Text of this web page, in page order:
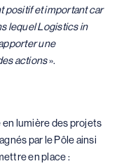
positif et important car
lequel Logistics in
une
actions».
en lumière des projets
par le Pôle ainsi
en place :